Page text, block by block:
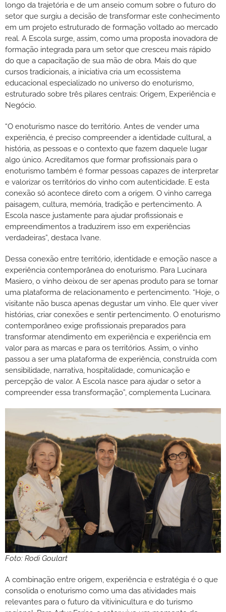
longo da trajetória e de um anseio comum sobre o futuro do
setor que surgiu a decisão de transformar este conhecimento
em um projeto estruturado de formação voltado ao mercado
real. A Escola surge, assim, como uma proposta inovadora de
formação integrada para um setor que cresceu mais rápido
do que a capacitação de sua mão de obra. Mais do que
cursos tradicionais, a iniciativa cria um ecossistema
educacional especializado no universo do enoturismo,
estruturado sobre três pilares centrais: Origem, Experiência e
Negócio.
“O enoturismo nasce do território. Antes de vender uma
experiência, é preciso compreender a identidade cultural, a
história, as pessoas e o contexto que fazem daquele lugar
algo único. Acreditamos que formar profissionais para o
enoturismo também é formar pessoas capazes de interpretar
e valorizar os territórios do vinho com autenticidade. E esta
conexão só acontece direto com a origem. O vinho carrega
paisagem, cultura, memória, tradição e pertencimento. A
Escola nasce justamente para ajudar profissionais e
empreendimentos a traduzirem isso em experiências
verdadeiras”, destaca Ivane.
Dessa conexão entre território, identidade e emoção nasce a
experiência contemporânea do enoturismo. Para Lucinara
Masiero, o vinho deixou de ser apenas produto para se tornar
uma plataforma de relacionamento e pertencimento. “Hoje, o
visitante não busca apenas degustar um vinho. Ele quer viver
histórias, criar conexões e sentir pertencimento. O enoturismo
contemporâneo exige profissionais preparados para
transformar atendimento em experiência e experiência em
valor para as marcas e para os territórios. Assim, o vinho
passou a ser uma plataforma de experiência, construída com
sensibilidade, narrativa, hospitalidade, comunicação e
percepção de valor. A Escola nasce para ajudar o setor a
compreender essa transformação”, complementa Lucinara.
Foto: Rodi Goulart
A combinação entre origem, experiência e estratégia é o que
consolida o enoturismo como uma das atividades mais
relevantes para o futuro da vitivinicultura e do turismo